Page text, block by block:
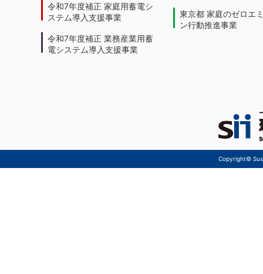
令和7年度補正 家庭用蓄電シ
ステム導入支援事業
令和7年度補正 業務産業用蓄
電システム導入支援事業
東京都 家庭のゼロエ
ン行動推進事業
Copyright©